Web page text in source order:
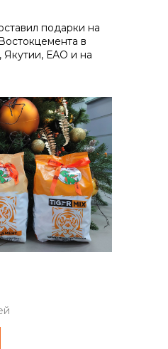
подарки на
в
ЕАО и на